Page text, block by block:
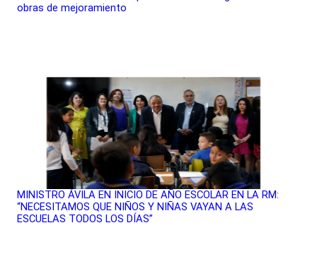
obras de mejoramiento
MINISTRO ÁVILA EN INICIO DE AÑO ESCOLAR EN LA RM:
“NECESITAMOS QUE NIÑOS Y NIÑAS VAYAN A LAS
ESCUELAS TODOS LOS DÍAS”